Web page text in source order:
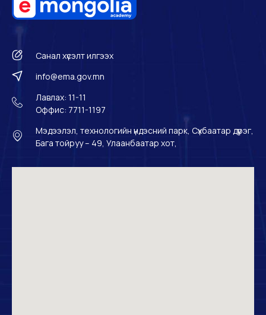
Санал хүсэлт илгээх
info@ema.gov.mn
Лавлах: 11-11
Оффис: 7711-1197
Мэдээлэл, технологийн үндэсний парк, Сүхбаатар дүүрэг,
Бага тойруу – 49, Улаанбаатар хот,